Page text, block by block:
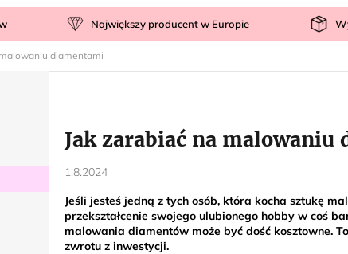
Największy producent w Europie
diamentami
Jak zarabiać na malowaniu
1.8.2024
Jeśli jesteś jedną z tych osób, która kocha sztukę
przekształcenie swojego ulubionego hobby w coś
malowania diamentów może być dość kosztowne.
zwrotu z inwestycji.